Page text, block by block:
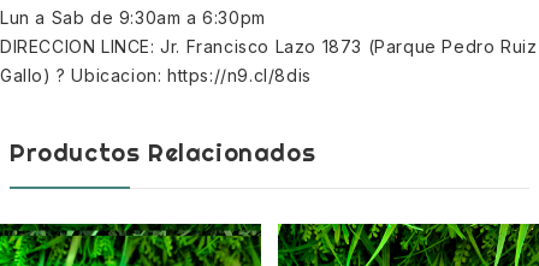
Lun a Sab de 9:30am a 6:30pm
DIRECCION LINCE: Jr. Francisco Lazo 1873 (Parque Pedro Ruiz
Gallo) ? Ubicacion: https://n9.cl/8dis
Productos Relacionados